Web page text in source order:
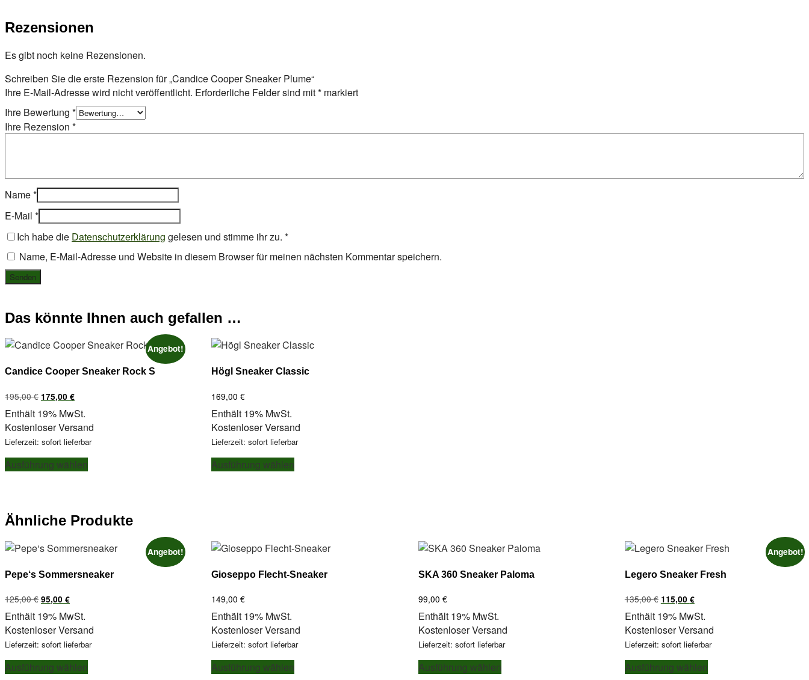
Rezensionen
Es gibt noch keine Rezensionen.
Schreiben Sie die erste Rezension für „Candice Cooper Sneaker Plume“
Ihre E-Mail-Adresse wird nicht veröffentlicht. Erforderliche Felder sind mit* markiert
Ihre Bewertung *
Ihre Rezension *
Name*
E-Mail *
Ich habe die Datenschutzerklärung gelesen und stimme ihr zu. *
Name, E-Mail-Adresse und Website in diesem Browser für meinen nächsten Kommentar speichern.
Das könnte Ihnen auch gefallen …
Angebot!
Candice Cooper Sneaker Rock S
195,00€ Ursprünglicher
Preis
war:
195,00 €
175,00 €Aktueller
Preis
ist:
175,00 €.
Enthält 19% MwSt.
Kostenloser Versand
Lieferzeit: sofort lieferbar
Ausführung wählen
Dieses
Produkt
auf.
Optionen
auf
werden
Högl Sneaker Classic
169,00€
Enthält 19% MwSt.
Kostenloser Versand
Lieferzeit: sofort lieferbar
Ausführung wählen
Dieses
Produkt
Optionen
auf
werden
Ähnliche Produkte
Angebot!
Pepe‘s Sommersneaker
125,00€ Ursprünglicher
Preis
war:
125,00 €
95,00 €Aktueller
Preis
ist:
95,00 €.
Enthält 19% MwSt.
Kostenloser Versand
Lieferzeit: sofort lieferbar
Ausführung wählen
Dieses
Produkt
Gioseppo Flecht-Sneaker
149,00€
Enthält 19% MwSt.
Kostenloser Versand
Lieferzeit: sofort lieferbar
Ausführung wählen
Dieses
Produkt
SKA 360 Sneaker Paloma
99,00 €
Enthält 19% MwSt.
Kostenloser Versand
Lieferzeit: sofort lieferbar
Ausführung wählen
Dieses
Produkt
Angebot!
Legero Sneaker Fresh
135,00€ Ursprünglicher
Preis
war:
135,00 €
115,00 €Aktueller
Preis
ist:
115,00 €.
Enthält 19% MwSt.
Kostenloser Versand
Lieferzeit: sofort lieferbar
Ausführung wählen
Dieses
Produkt